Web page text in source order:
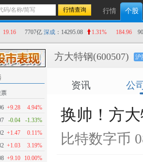
行情 个股
19.16 7707亿 深成 ：14295.08 1.31% 184.96
票
+9.28
4.94%
-0.04
-1.33%
+1.47
0.11%
+1.03
3.19%
+9.10 10.00%
方大特钢(600507) 沪
资讯 公
换帅！方
比特数字币